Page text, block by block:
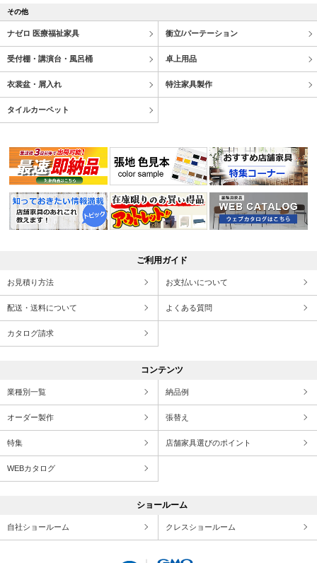
その他
ナゼロ 医療福祉家具 衝立/パーテーション
受付棚・講演台・風呂桶 卓上用品
衣裳盆・屑入れ 特注家具製作
タイルカーペット
ご利用ガイド
お見積り方法 お支払いについて
配送・送料について よくある質問
カタログ請求
コンテンツ
業種別一覧 納品例
オーダー製作 張替え
特集 店舗家具選びのポイント
WEBカタログ
ショールーム
自社ショールーム クレスショールーム